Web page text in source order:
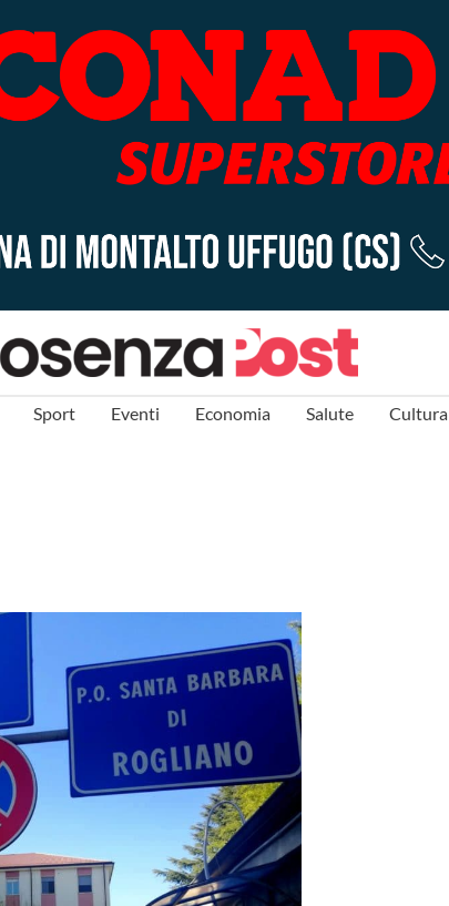
Sport Eventi Economia Salute Cultura